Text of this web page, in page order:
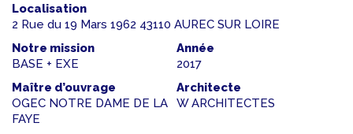
Localisation
2 Rue du 19 Mars 1962 43110 AUREC SUR LOIRE
Notre mission
BASE + EXE
Année
2017
Maître d’ouvrage
OGEC NOTRE DAME DE LA
FAYE
Architecte
W ARCHITECTES